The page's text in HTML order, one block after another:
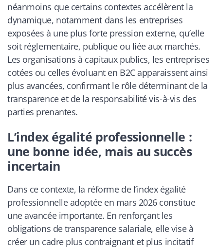
néanmoins que certains contextes accélèrent la
dynamique, notamment dans les entreprises
exposées à une plus forte pression externe, qu’elle
soit réglementaire, publique ou liée aux marchés.
Les organisations à capitaux publics, les entreprises
cotées ou celles évoluant en B2C apparaissent ainsi
plus avancées, confirmant le rôle déterminant de la
transparence et de la responsabilité vis-à-vis des
parties prenantes.
L’index égalité professionnelle :
une bonne idée, mais au succès
incertain
Dans ce contexte, la réforme de l’index égalité
professionnelle adoptée en mars 2026 constitue
une avancée importante. En renforçant les
obligations de transparence salariale, elle vise à
créer un cadre plus contraignant et plus incitatif